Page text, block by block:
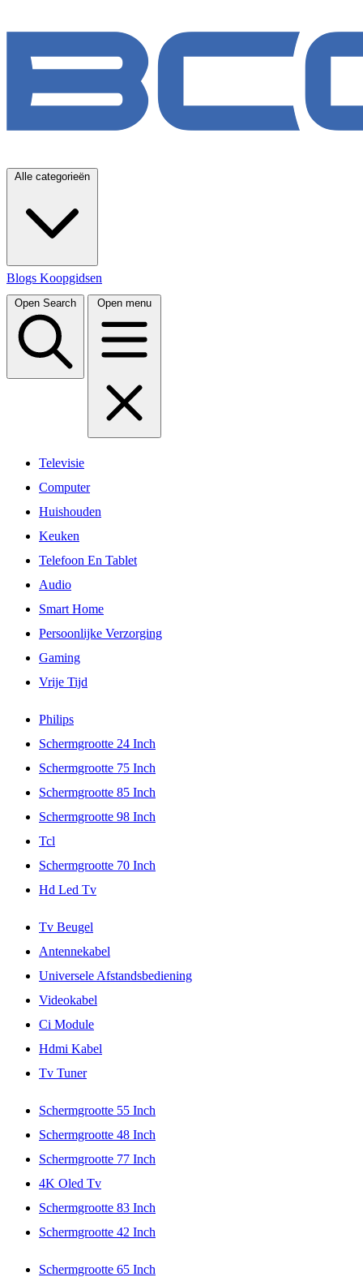
Alle categorieën
Blogs Koopgidsen
Open Search Open menu
Televisie
Computer
Huishouden
Keuken
Telefoon En Tablet
Audio
Smart Home
Persoonlijke Verzorging
Gaming
Vrije Tijd
Philips
Schermgrootte 24 Inch
Schermgrootte 75 Inch
Schermgrootte 85 Inch
Schermgrootte 98 Inch
Tcl
Schermgrootte 70 Inch
Hd Led Tv
Tv Beugel
Antennekabel
Universele Afstandsbediening
Videokabel
Ci Module
Hdmi Kabel
Tv Tuner
Schermgrootte 55 Inch
Schermgrootte 48 Inch
Schermgrootte 77 Inch
4K Oled Tv
Schermgrootte 83 Inch
Schermgrootte 42 Inch
Schermgrootte 65 Inch